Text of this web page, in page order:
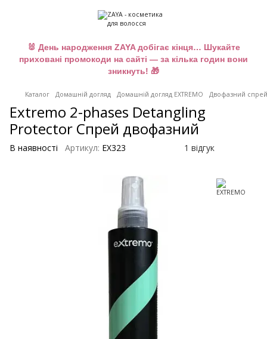
🐰 День народження ZAYA добігає кінця… Шукайте
приховані промокоди на сайті — за кілька годин вони
зникнуть! 🎁
Каталог Домашній догляд Домашній догляд EXTREMO Двофазний
Extremo 2-phases Detangling
Protector Спрей двофазний
В наявності Артикул: EX323 1 відгук